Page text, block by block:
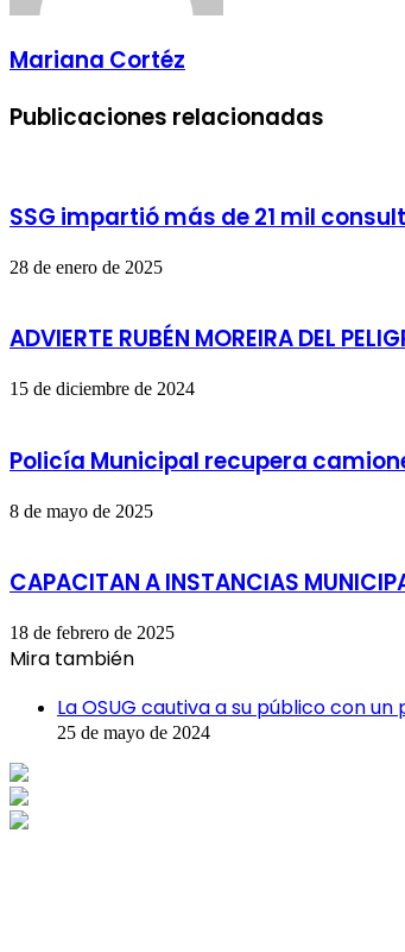
Mariana Cortéz
Publicaciones relacionadas
SSG impartió más de 21 mil
28 de enero de 2025
ADVIERTE RUBÉN MOREIRA DEL
15 de diciembre de 2024
Policía Municipal recupera
8 de mayo de 2025
CAPACITAN A INSTANCIAS
18 de febrero de 2025
Mira también
La OSUG cautiva a su público con
25 de mayo de 2024